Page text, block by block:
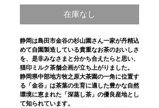
在庫なし
静岡は島田市金谷の杉山園さん一家が丹精込
めて自園製造している貴重なお茶のおいしさ
を、是非みなさまと分かち合えたらと思い、
猫印ミルク茶舗企画が立ち上がりました。
静岡県中部地方牧之原大茶園の一角に位置す
る「金谷」は茶葉の生育に適した豊かな自然
環境に恵まれた「深蒸し茶」の優良産地とし
て知られています。